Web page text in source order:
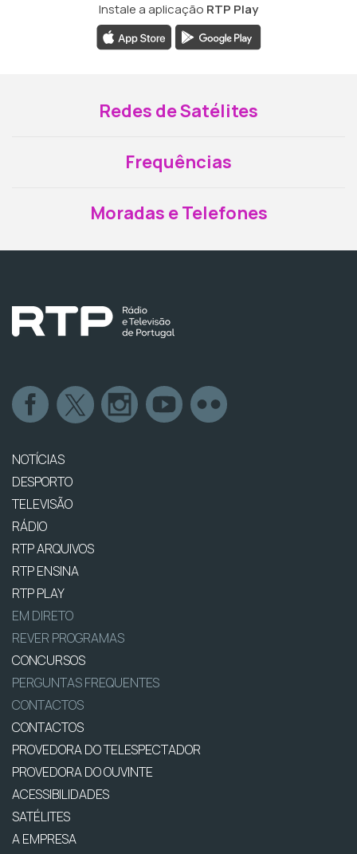
Instale a aplicação RTP Play
Redes de Satélites
Frequências
Moradas e Telefones
NOTÍCIAS
DESPORTO
TELEVISÃO
RÁDIO
RTP ARQUIVOS
RTP ENSINA
RTP PLAY
EM DIRETO
REVER PROGRAMAS
CONCURSOS
PERGUNTAS FREQUENTES
CONTACTOS
CONTACTOS
PROVEDORA DO TELESPECTADOR
PROVEDORA DO OUVINTE
ACESSIBILIDADES
SATÉLITES
A EMPRESA